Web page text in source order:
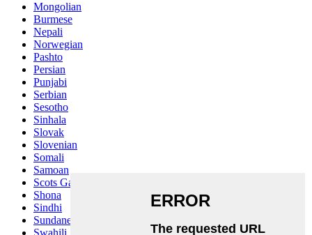
Mongolian
Burmese
Nepali
Norwegian
Pashto
Persian
Punjabi
Serbian
Sesotho
Sinhala
Slovak
Slovenian
Somali
Samoan
Scots Gaelic
Shona
Sindhi
Sundanese
Swahili